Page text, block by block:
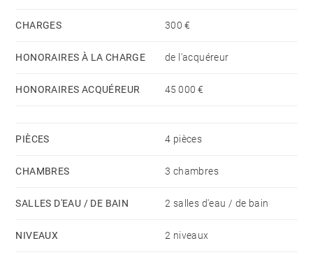
CHARGES 300 €
HONORAIRES À LA CHARGE de l'acquéreur
HONORAIRES ACQUÉREUR 45 000 €
PIÈCES 4 pièces
CHAMBRES 3 chambres
SALLES D'EAU / DE BAIN 2 salles d'eau / de bain
NIVEAUX 2 niveaux